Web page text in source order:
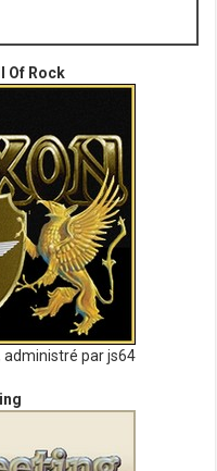
Of Rock
administré par js64